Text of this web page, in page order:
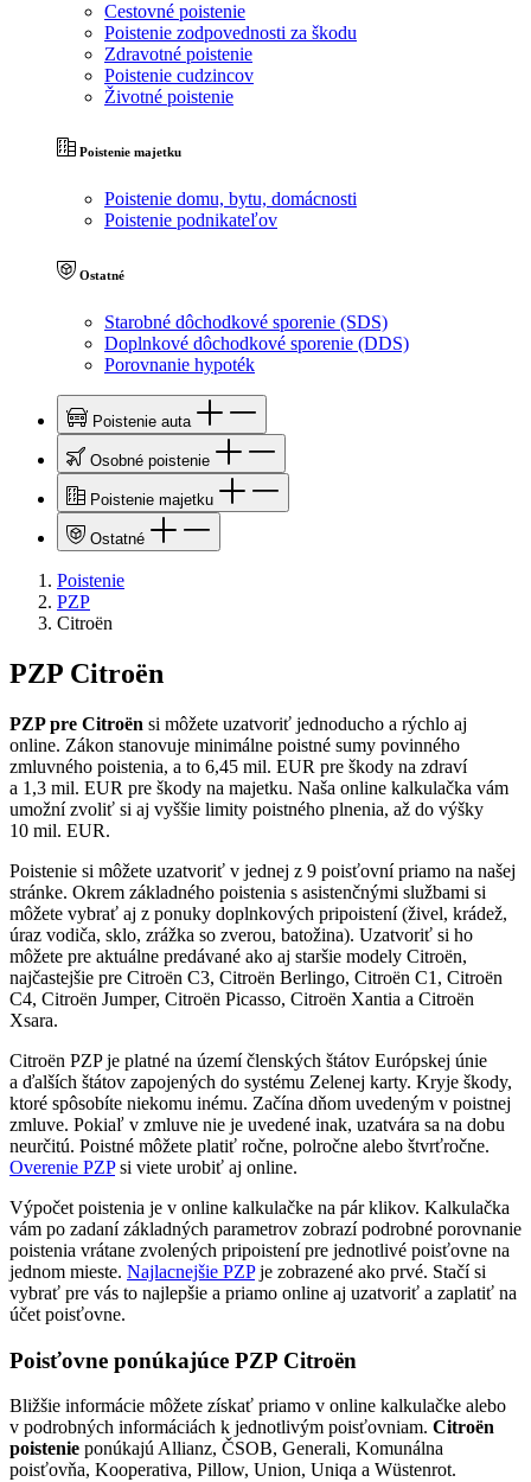
Cestovné poistenie
Poistenie zodpovednosti za škodu
Zdravotné poistenie
Poistenie cudzincov
Životné poistenie
Poistenie majetku
Poistenie domu, bytu, domácnosti
Poistenie podnikateľov
Ostatné
Starobné dôchodkové sporenie (SDS)
Doplnkové dôchodkové sporenie (DDS)
Porovnanie hypoték
Poistenie auta
Osobné poistenie
Poistenie majetku
Ostatné
Poistenie
PZP
Citroën
PZP Citroën
PZP pre Citroën si môžete uzatvoriť jednoducho a rýchlo aj
online. Zákon stanovuje minimálne poistné sumy povinného
zmluvného poistenia, a to 6,45 mil. EUR pre škody na zdraví
a 1,3 mil. EUR pre škody na majetku. Naša online kalkulačka vám
umožní zvoliť si aj vyššie limity poistného plnenia, až do výšky
10 mil. EUR.
Poistenie si môžete uzatvoriť v jednej z 9 poisťovní priamo na našej
stránke. Okrem základného poistenia s asistenčnými službami si
môžete vybrať aj z ponuky doplnkových pripoistení (živel, krádež,
úraz vodiča, sklo, zrážka so zverou, batožina). Uzatvoriť si ho
môžete pre aktuálne predávané ako aj staršie modely Citroën,
najčastejšie pre Citroën C3, Citroën Berlingo, Citroën C1, Citroën
C4, Citroën Jumper, Citroën Picasso, Citroën Xantia a Citroën
Xsara.
Citroën PZP je platné na území členských štátov Európskej únie
a ďalších štátov zapojených do systému Zelenej karty. Kryje škody,
ktoré spôsobíte niekomu inému. Začína dňom uvedeným v poistnej
zmluve. Pokiaľ v zmluve nie je uvedené inak, uzatvára sa na dobu
neurčitú. Poistné môžete platiť ročne, polročne alebo štvrťročne.
Overenie PZPsi viete urobiť aj online.
Výpočet poistenia je v online kalkulačke na pár klikov. Kalkulačka
vám po zadaní základných parametrov zobrazí podrobné porovnanie
poistenia vrátane zvolených pripoistení pre jednotlivé poisťovne na
jednom mieste. Najlacnejšie PZPje zobrazené ako prvé. Stačí si
vybrať pre vás to najlepšie a priamo online aj uzatvoriť a zaplatiť na
účet poisťovne.
Poisťovne ponúkajúce PZP Citroën
Bližšie informácie môžete získať priamo v online kalkulačke alebo
v podrobných informáciách k jednotlivým poisťovniam. Citroën
poistenie ponúkajú Allianz, ČSOB, Generali, Komunálna
poisťovňa, Kooperativa, Pillow, Union, Uniqa a Wüstenrot.